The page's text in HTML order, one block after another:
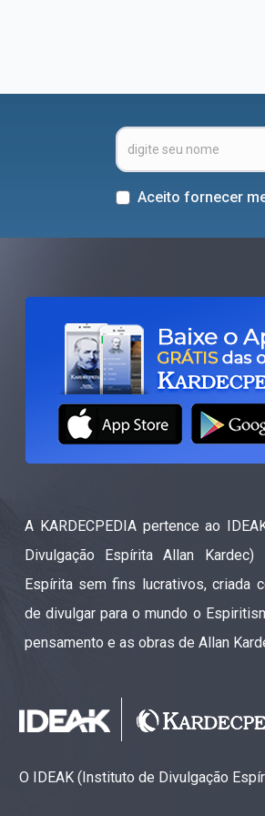
Aceito fornecer
A KARDECPEDIA pertence ao
Divulgação Espírita Allan Kardec)
Espírita sem fins lucrativos, criada
de divulgar para o mundo o
pensamento e as obras de Allan
O IDEAK (Instituto de Divulgação